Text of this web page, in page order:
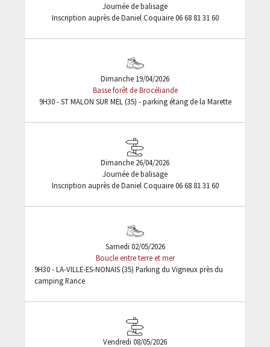
Journée de balisage
Inscription auprès de Daniel Coquaire 06 68 81 31 60
Dimanche 19/04/2026
Basse forêt de Brocéliande
9H30 - ST MALON SUR MEL (35) - parking étang de la Marette
Dimanche 26/04/2026
Journée de balisage
Inscription auprès de Daniel Coquaire 06 68 81 31 60
Samedi 02/05/2026
Boucle entre terre et mer
9H30 - LA-VILLE-ES-NONAIS (35) Parking du Vigneux près du
camping Rance
Vendredi 08/05/2026